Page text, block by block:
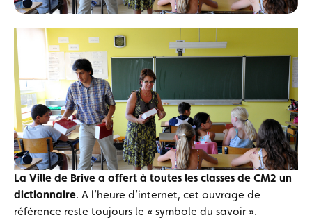
La Ville de Brive a offert à toutes les classes de CM2 un
dictionnaire. A l’heure d’internet, cet ouvrage de
référence reste toujours le « symbole du savoir ».